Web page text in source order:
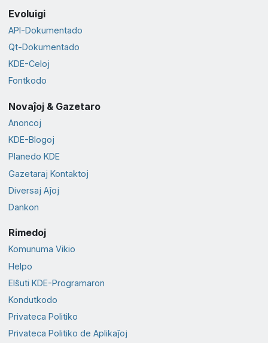
Evoluigi
API-Dokumentado
Qt-Dokumentado
KDE-Celoj
Fontkodo
Novaĵoj & Gazetaro
Anoncoj
KDE-Blogoj
Planedo KDE
Gazetaraj Kontaktoj
Diversaj Aĵoj
Dankon
Rimedoj
Komunuma Vikio
Helpo
Elŝuti KDE-Programaron
Kondutkodo
Privateca Politiko
Privateca Politiko de Aplikaĵoj